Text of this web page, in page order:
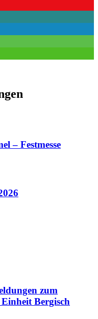
– Festmesse
zum
Bergisch